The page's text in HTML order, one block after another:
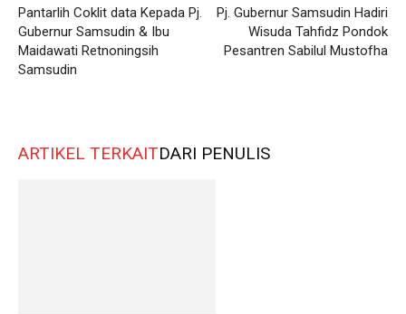
Pantarlih Coklit data Kepada Pj.
Gubernur Samsudin & Ibu
Maidawati Retnoningsih
Samsudin
Pj. Gubernur Samsudin Hadiri
Wisuda Tahfidz Pondok
Pesantren Sabilul Mustofha
ARTIKEL TERKAITDARI PENULIS